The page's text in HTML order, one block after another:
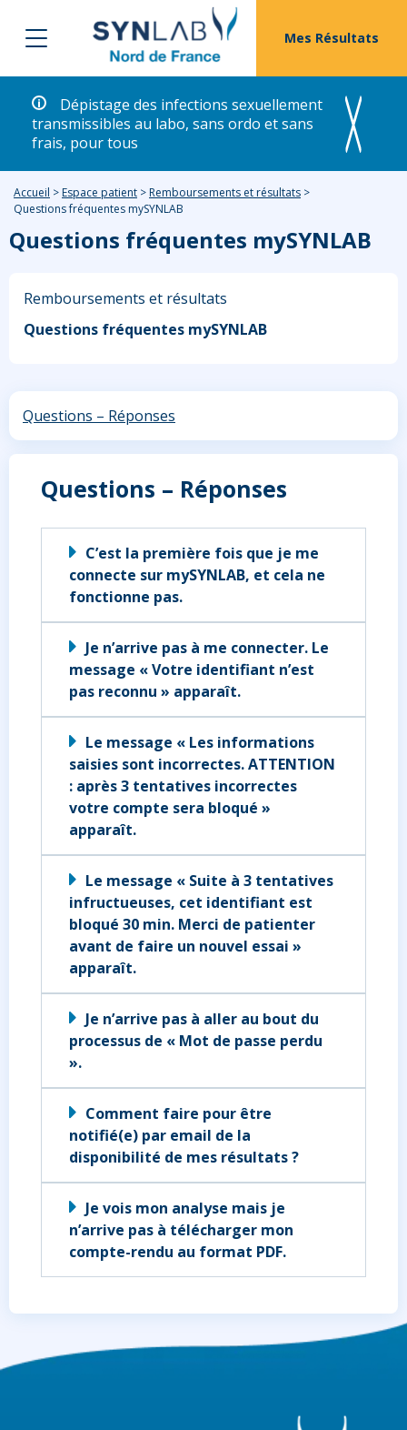
Mes Résultats
Dépistage des infections sexuellement
transmissibles au labo, sans ordo et sans
frais, pour tous
Accueil > Espace patient > Remboursements et résultats >
Questions fréquentes mySYNLAB
Questions fréquentes mySYNLAB
Remboursements et résultats
Questions fréquentes mySYNLAB
Questions – Réponses
Questions – Réponses
C’est la première fois que je me
connecte sur mySYNLAB, et cela ne
fonctionne pas.
Je n’arrive pas à me connecter. Le
message « Votre identifiant n’est
pas reconnu » apparaît.
Le message « Les informations
saisies sont incorrectes. ATTENTION
: après 3 tentatives incorrectes
votre compte sera bloqué »
apparaît.
Le message « Suite à 3 tentatives
infructueuses, cet identifiant est
bloqué 30 min. Merci de patienter
avant de faire un nouvel essai »
apparaît.
Je n’arrive pas à aller au bout du
processus de « Mot de passe perdu
».
Comment faire pour être
notifié(e) par email de la
disponibilité de mes résultats ?
Je vois mon analyse mais je
n’arrive pas à télécharger mon
compte-rendu au format PDF.